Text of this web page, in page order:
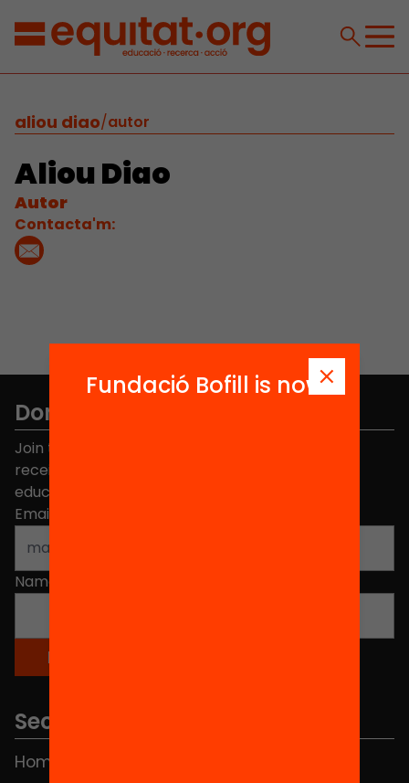
aliou diao/autor
Aliou Diao
Autor
Contacta'm:
Don't miss anything.
Join the more than 40,000 people who already
receive news about initiatives and projects for
educational change in Catalonia.
Email address
Name
Sections
Home
Fundació Bofill is now